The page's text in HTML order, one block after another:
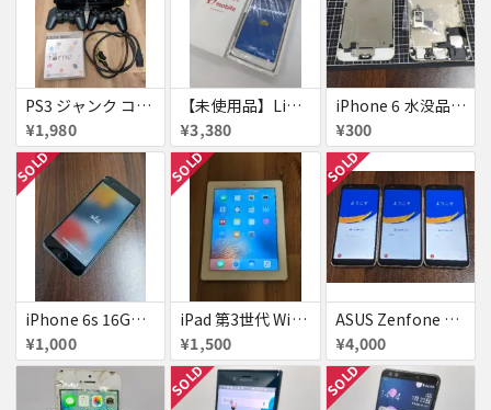
PS3 ジャンク コントローラー付き
¥1,980
【未使用品】Libero S10 Softbank
¥3,380
iPhone 6 水没品 ネジなど部品取り用
¥300
SOLD
iPhone 6s 16GB アクティベーションロック
¥1,000
SOLD
iPad 第3世代 WiFiモデル 16GB A1416
¥1,500
SOLD
ASUS Zenfone Live (L1) ロック品×3台
¥4,000
SOLD SOLD